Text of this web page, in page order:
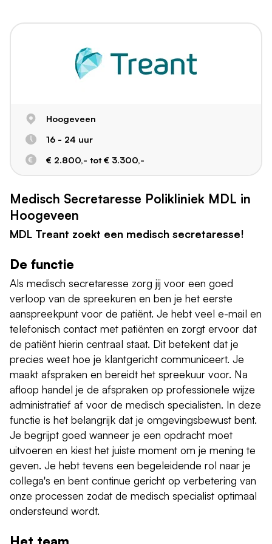
Hoogeveen
16 - 24 uur
€ 2.800,- tot € 3.300,-
Medisch Secretaresse Polikliniek MDL in
Hoogeveen
MDL Treant zoekt een medisch secretaresse!
De functie
Als medisch secretaresse zorg jij voor een goed
verloop van de spreekuren en ben je het eerste
aanspreekpunt voor de patiënt. Je hebt veel e-mail en
telefonisch contact met patiënten en zorgt ervoor dat
de patiënt hierin centraal staat. Dit betekent dat je
precies weet hoe je klantgericht communiceert. Je
maakt afspraken en bereidt het spreekuur voor. Na
afloop handel je de afspraken op professionele wijze
administratief af voor de medisch specialisten. In deze
functie is het belangrijk dat je omgevingsbewust bent.
Je begrijpt goed wanneer je een opdracht moet
uitvoeren en kiest het juiste moment om je mening te
geven. Je hebt tevens een begeleidende rol naar je
collega's en bent continue gericht op verbetering van
onze processen zodat de medisch specialist optimaal
ondersteund wordt.
Het team